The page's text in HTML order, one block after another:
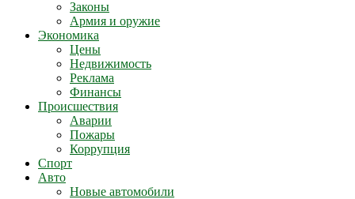
Законы
Армия и оружие
Экономика
Цены
Недвижимость
Реклама
Финансы
Происшествия
Аварии
Пожары
Коррупция
Спорт
Авто
Новые автомобили